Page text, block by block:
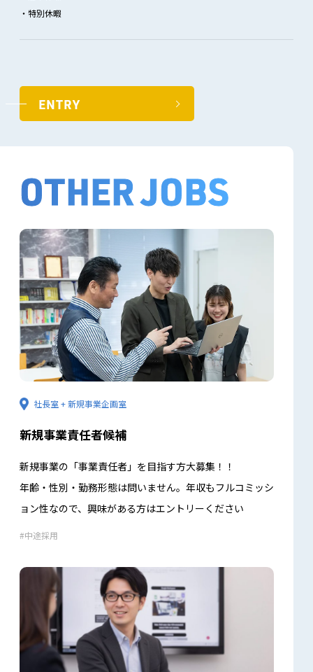
・特別休暇
ENTRY
OTHER JOBS
社長室 + 新規事業企画室
新規事業責任者候補
新規事業の「事業責任者」を目指す方大募集！！
年齢・性別・勤務形態は問いません。年収もフルコミッシ
ョン性なので、興味がある方はエントリーください
中途採用